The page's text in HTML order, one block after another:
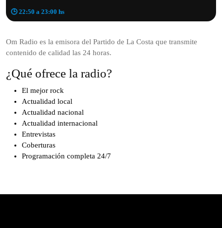
🕒 22:50 a 23:00 hs
Om Radio es la emisora del Partido de La Costa que transmite
contenido de calidad las 24 horas.
¿Qué ofrece la radio?
El mejor rock
Actualidad local
Actualidad nacional
Actualidad internacional
Entrevistas
Coberturas
Programación completa 24/7